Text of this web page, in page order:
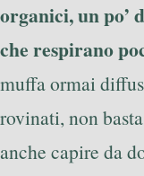
organici, un po’
che respirano
muffa ormai
rovinati, non
anche capire da